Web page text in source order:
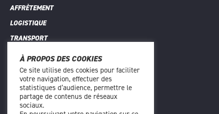
AFFRÈTEMENT
LOGISTIQUE
TRANSPORT
TOUS LES ARTICLES
CONTACT
1 RUE DE CHARAINTRU
91360 EPINAY-SUR-ORGE
À PROPOS DES COOKIES
Ce site utilise des cookies pour faciliter
votre navigation, effectuer des
statistiques d’audience, permettre le
partage de contenus de réseaux
sociaux.